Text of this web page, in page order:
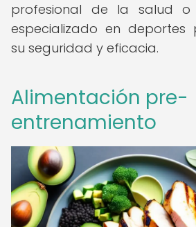
profesional de la salud o
especializado en
su seguridad y eficacia.
Alimentación pre-
entrenamiento